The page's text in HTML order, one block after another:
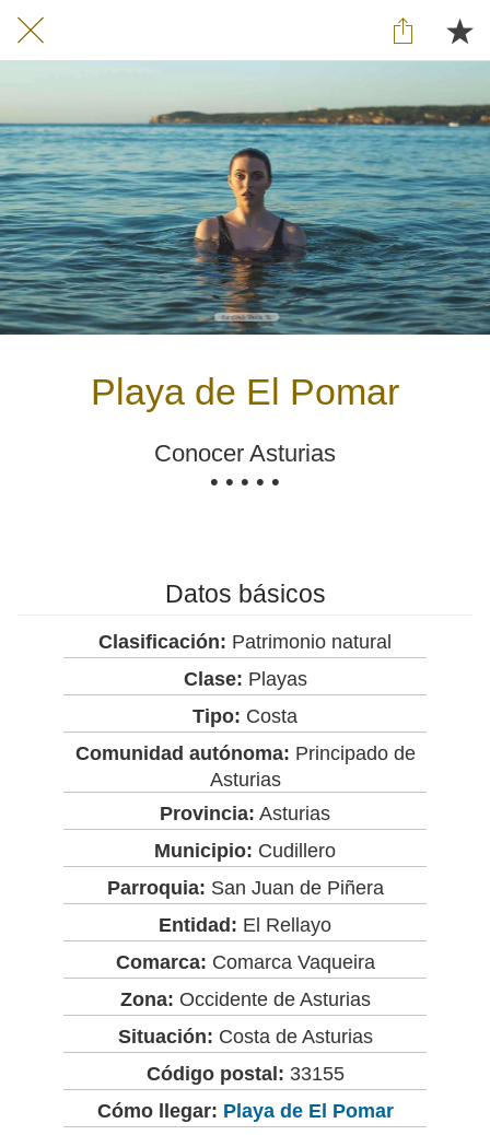
Playa de El Pomar
Conocer Asturias
• • • • •
Datos básicos
Clasificación: Patrimonio natural
Clase: Playas
Tipo: Costa
Comunidad autónoma: Principado de
Asturias
Provincia: Asturias
Municipio: Cudillero
Parroquia: San Juan de Piñera
Entidad: El Rellayo
Comarca: Comarca Vaqueira
Zona: Occidente de Asturias
Situación: Costa de Asturias
Código postal: 33155
Cómo llegar: Playa de El Pomar